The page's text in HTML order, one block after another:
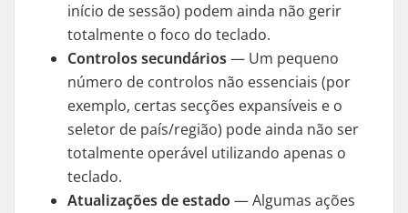
início de sessão) podem ainda não gerir
totalmente o foco do teclado.
Controlos secundários— Um pequeno
número de controlos não essenciais (por
exemplo, certas secções expansíveis e o
seletor de país/região) pode ainda não ser
totalmente operável utilizando apenas o
teclado.
Atualizações de estado — Algumas ações